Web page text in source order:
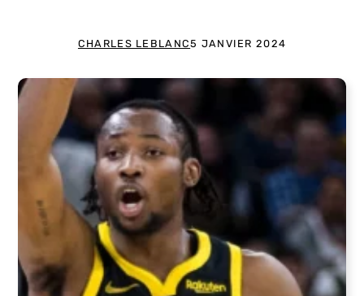
CHARLES LEBLANC5 JANVIER 2024